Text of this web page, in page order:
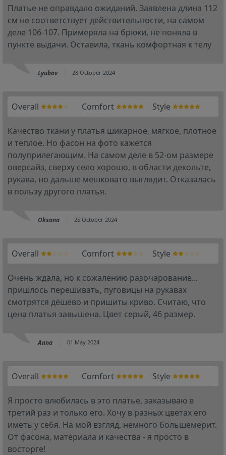
Платье не оправдало ожиданий. Заявлена длина 112
см не соответствует действительности, на самом
деле 106-107. Примеряла на брюки, не поняла в
пункте выдачи. Оставила, ткань комфортная к телу
Lyubov 28 October 2024
Overall Comfort Style
Качество ткани у платья шикарное, мягкое, плотное
и теплое. Но фасон на фото кажется
полуприлегающим. На самом деле в 52-ом размере
оверсайз, сверху село хорошо, в области декольте,
рукава, но дальше мешковато выглядит. Отказалась
в пользу другого платья.
Oksana 25 October 2024
Overall Comfort Style
Очень ждала, но к сожалению разочарование...
пришлось перешивать, пуговицы на рукавах
смотрятся дёшево и пришиты криво. Считаю, что
цена платья завышена. Цвет серый, 46 размер.
Anna 01 May 2024
Overall Comfort Style
Я просто влюбилась в это платье, заказываю в
третий раз и только его. Хочу в разных цветах его
иметь у себя. На мой взгляд, немного большемерит.
От фасона, материала и качества - я просто в
восторге!